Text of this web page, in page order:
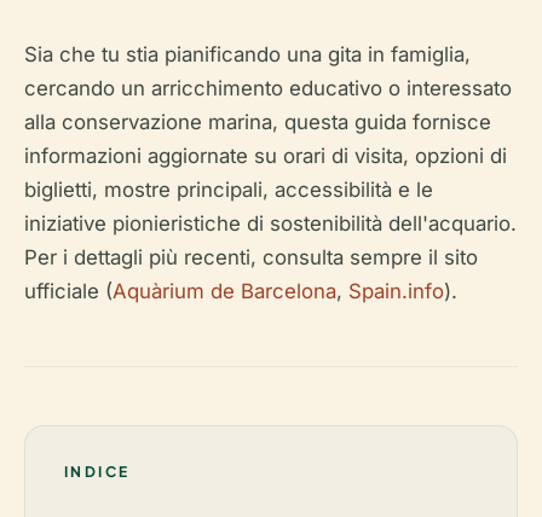
Sia che tu stia pianificando una gita in famiglia,
cercando un arricchimento educativo o interessato
alla conservazione marina, questa guida fornisce
informazioni aggiornate su orari di visita, opzioni di
biglietti, mostre principali, accessibilità e le
iniziative pionieristiche di sostenibilità dell'acquario.
Per i dettagli più recenti, consulta sempre il sito
ufficiale (Aquàrium de Barcelona, Spain.info).
INDICE